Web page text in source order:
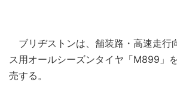
ブリヂストンは、舗装路・高速走行
ス用オールシーズンタイヤ「M899」
売する。